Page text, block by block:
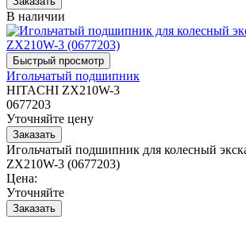
В наличии
Игольчатый подшипник
HITACHI ZX210W-3
0677203
Уточняйте цену
Игольчатый подшипник для колесный
ZX210W-3 (0677203)
Цена:
Уточняйте